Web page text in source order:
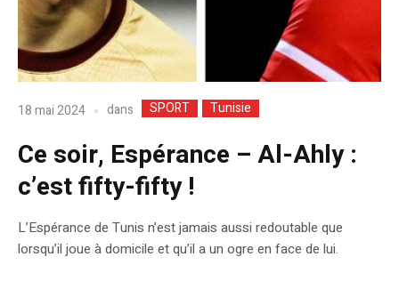
18 mai 2024 dans SPORT Tunisie
Ce soir, Espérance – Al-Ahly :
c’est fifty-fifty !
L’Espérance de Tunis n’est jamais aussi redoutable que
lorsqu’il joue à domicile et qu’il a un ogre en face de lui.